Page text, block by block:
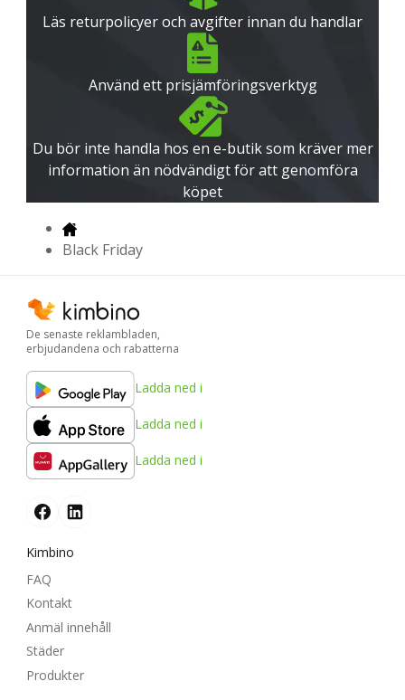
Läs returpolicyer och avgifter innan du handlar
Använd ett prisjämföringsverktyg
Du bör inte handla hos en e-butik som kräver mer
information än nödvändigt för att genomföra
köpet
Black Friday
De senaste reklambladen,
erbjudandena och rabatterna
Ladda ned i
Ladda ned i
Ladda ned i
Kimbino
FAQ
Kontakt
Anmäl innehåll
Städer
Produkter